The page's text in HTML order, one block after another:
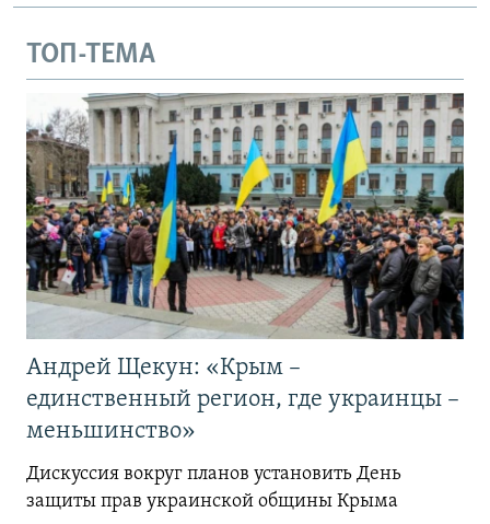
ТОП-ТЕМА
Андрей Щекун: «Крым –
единственный регион, где украинцы –
меньшинство»
Дискуссия вокруг планов установить День
защиты прав украинской общины Крыма